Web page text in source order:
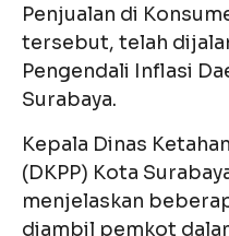
Penjualan di
tersebut, telah
Pengendali Inflasi
Surabaya.
Kepala Dinas
(DKPP) Kota
menjelaskan
diambil pemkot